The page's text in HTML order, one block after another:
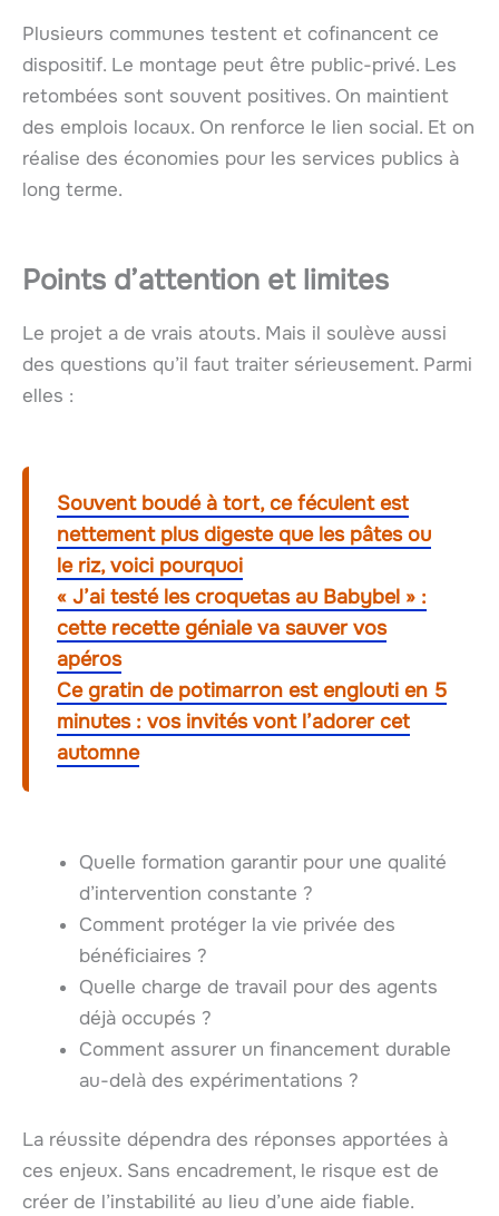
Plusieurs communes testent et cofinancent ce
dispositif. Le montage peut être public-privé. Les
retombées sont souvent positives. On maintient
des emplois locaux. On renforce le lien social. Et on
réalise des économies pour les services publics à
long terme.
Points d’attention et limites
Le projet a de vrais atouts. Mais il soulève aussi
des questions qu’il faut traiter sérieusement. Parmi
elles :
Souvent boudé à tort, ce féculent est
nettement plus digeste que les pâtes ou
le riz, voici pourquoi
« J’ai testé les croquetas au Babybel » :
cette recette géniale va sauver vos
apéros
Ce gratin de potimarron est englouti en 5
minutes : vos invités vont l’adorer cet
automne
Quelle formation garantir pour une qualité
d’intervention constante ?
Comment protéger la vie privée des
bénéficiaires ?
Quelle charge de travail pour des agents
déjà occupés ?
Comment assurer un financement durable
au-delà des expérimentations ?
La réussite dépendra des réponses apportées à
ces enjeux. Sans encadrement, le risque est de
créer de l’instabilité au lieu d’une aide fiable.